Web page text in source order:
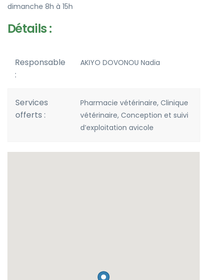
dimanche 8h à 15h
Détails :
Responsable
:
AKIYO DOVONOU Nadia
Services
offerts :
Pharmacie vétérinaire, Clinique
vétérinaire, Conception et suivi
d’exploitation avicole